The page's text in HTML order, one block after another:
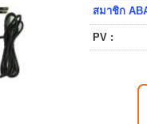
สมาชิก
PV :